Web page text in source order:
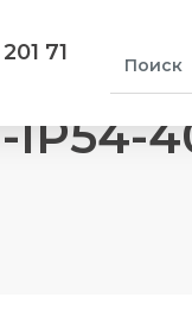
71
IP54-